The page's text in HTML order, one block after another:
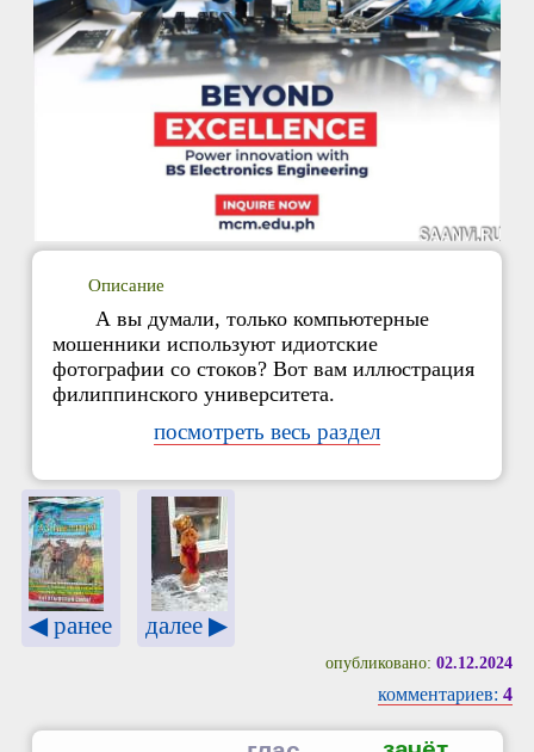
Описание
А вы думали, только компьютерные
мошенники используют идиотские
фотографии со стоков? Вот вам иллюстрация
филиппинского университета.
посмотреть весь раздел
◀ ранее далее ▶
опубликовано: 02.12.2024
комментариев: 4